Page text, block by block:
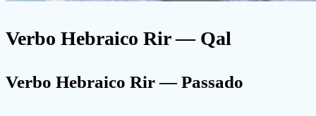
Verbo Hebraico Rir— Qal
Verbo Hebraico Rir — Passado